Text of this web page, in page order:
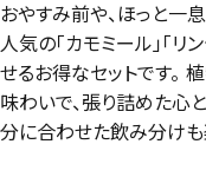
おやすみ前や、ほっと一
人気の「カモミール」「リ
せるお得なセットです。
味わいで、張り詰めた心
分に合わせた飲み分けも